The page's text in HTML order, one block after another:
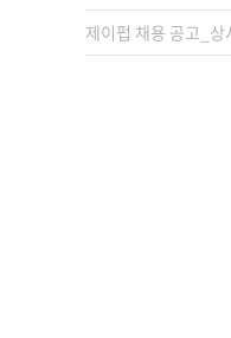
제이펍 채용 공고_상